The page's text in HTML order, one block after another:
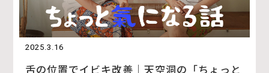
2025.3.16
舌の位置でイビキ改善｜天空洞の「ちょっと